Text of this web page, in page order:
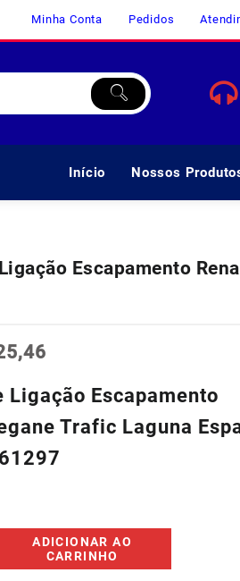
Minha Conta Pedidos
Início Nossos
Escapamento
atual
é:
R$125,46.
Ligação Escapamento
Trafic Laguna
ADICIONAR AO
CARRINHO